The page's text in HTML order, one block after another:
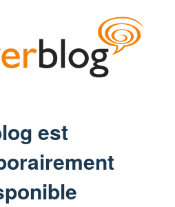
est